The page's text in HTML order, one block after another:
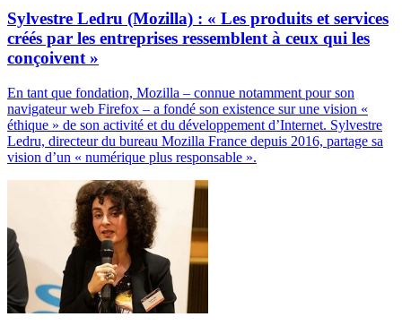
Sylvestre Ledru (Mozilla) : « Les produits et services
créés par les entreprises ressemblent à ceux qui les
conçoivent »
En tant que fondation, Mozilla – connue notamment pour son
navigateur web Firefox – a fondé son existence sur une vision «
éthique » de son activité et du développement d’Internet. Sylvestre
Ledru, directeur du bureau Mozilla France depuis 2016, partage sa
vision d’un « numérique plus responsable ».